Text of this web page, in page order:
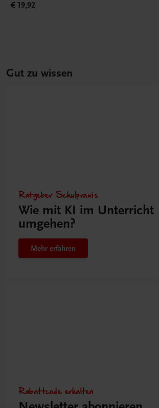
€ 19,92
Gut zu wissen
Ratgeber Schulpraxis
Wie mit KI im Unterricht
umgehen?
Mehr erfahren
Rabattcode erhalten